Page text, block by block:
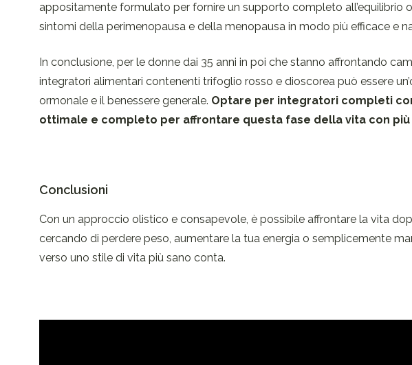
appositamente formulato per fornire un supporto completo all’equilibrio
sintomi della perimenopausa e della menopausa in modo più efficace e
In conclusione, per le donne dai 35 anni in poi che stanno affrontando
integratori alimentari contenenti trifoglio rosso e dioscorea può essere
ormonale e il benessere generale. Optare per integratori completi
ottimale e completo per affrontare questa fase della vita con
Conclusioni
Con un approccio olistico e consapevole, è possibile affrontare la vita
cercando di perdere peso, aumentare la tua energia o semplicemente
verso uno stile di vita più sano conta.